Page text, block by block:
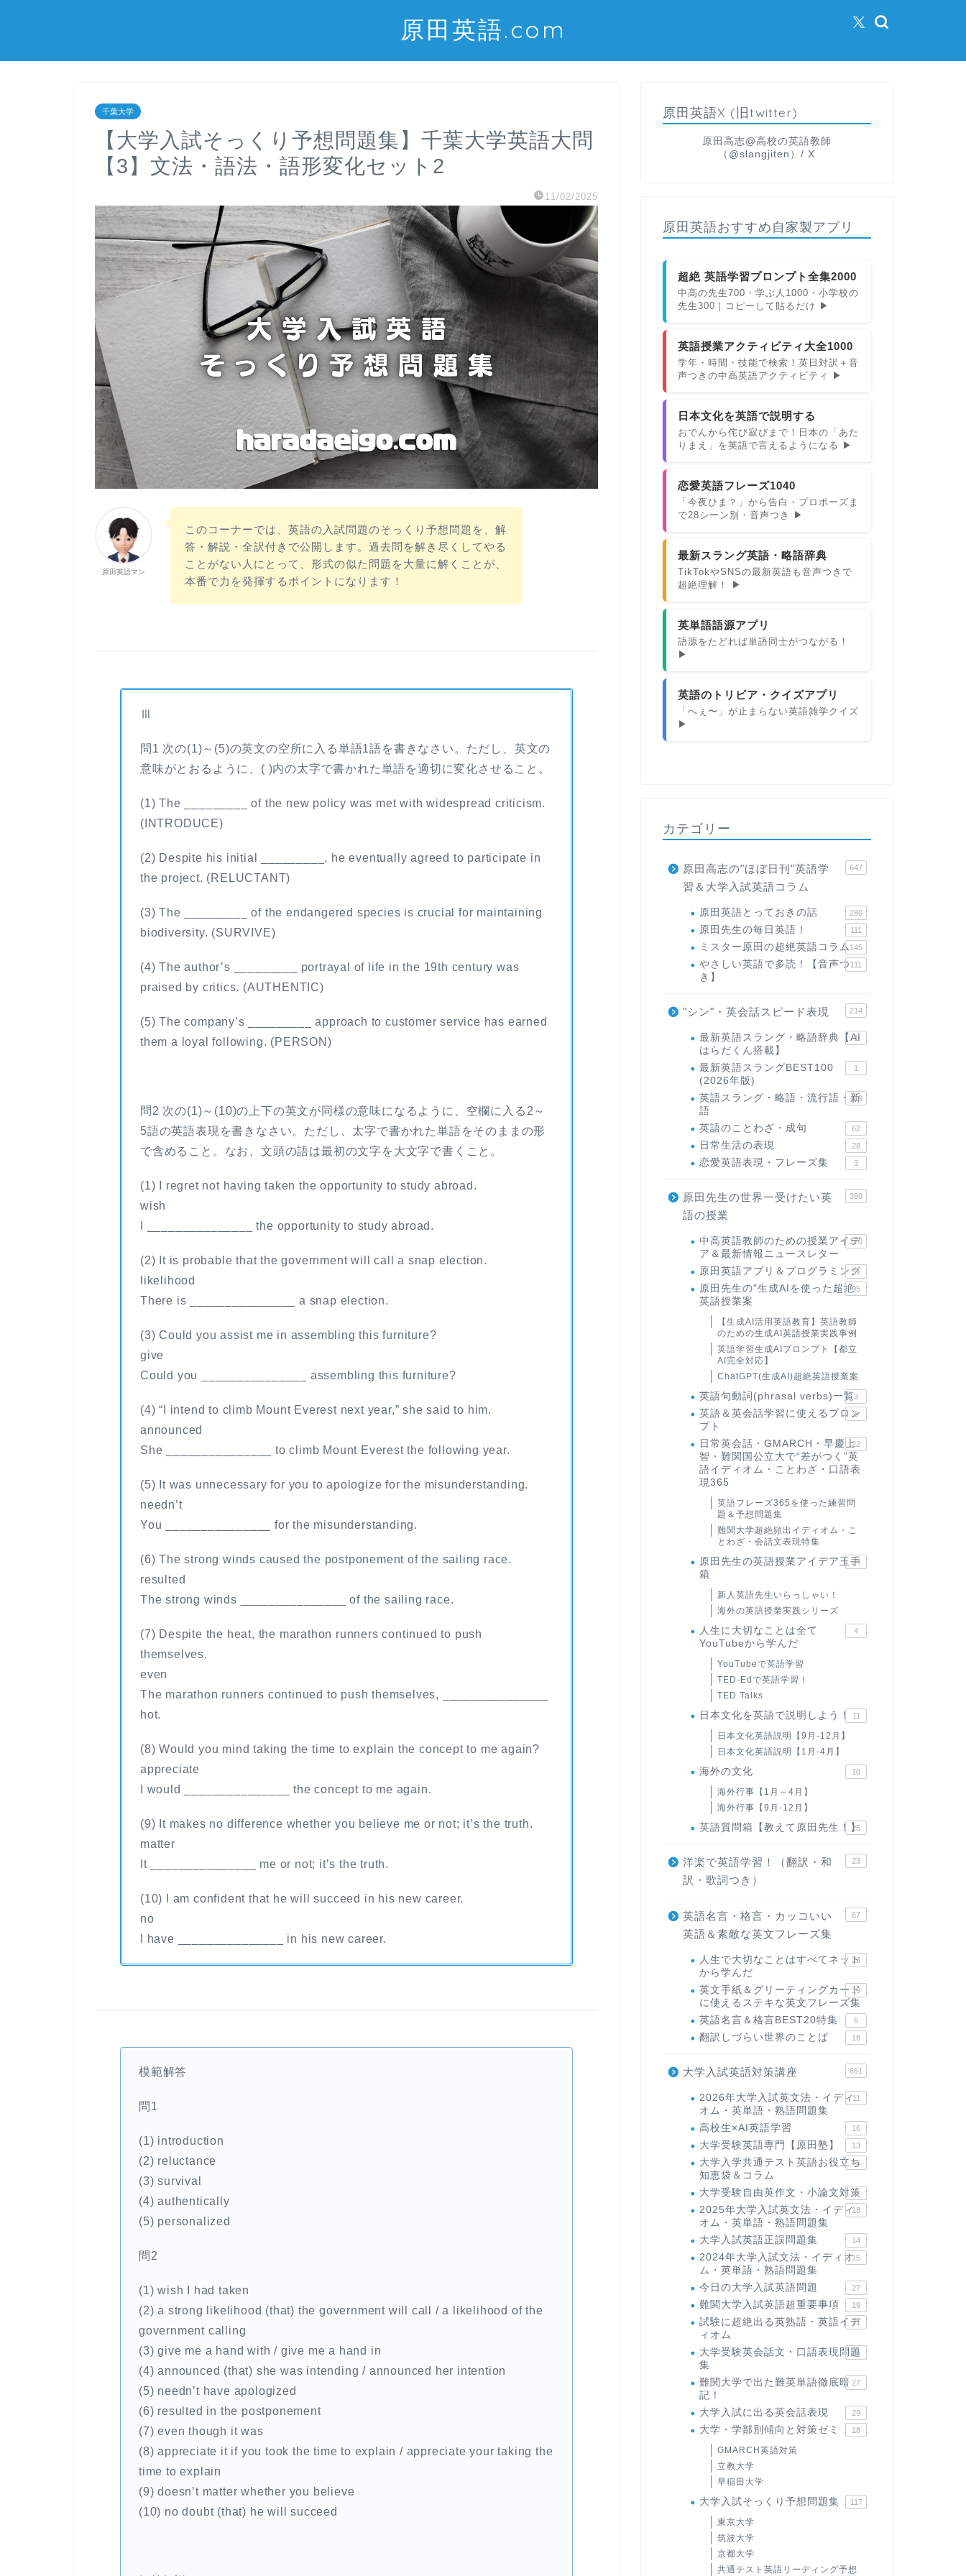
原田英語.com
千葉大学
【大学入試そっくり予想問題集】千葉大学英語大問
【3】文法・語法・語形変化セット2
11/02/2025
原田英語マン
このコーナーでは、英語の入試問題のそっくり予想問題を、解
答・解説・全訳付きで公開します。過去問を解き尽くしてやる
ことがない人にとって、形式の似た問題を大量に解くことが、
本番で力を発揮するポイントになります！
Ⅲ
問1 次の(1)～(5)の英文の空所に入る単語1語を書きなさい。ただし、英文の
意味がとおるように、( )内の太字で書かれた単語を適切に変化させること。
(1) The _________ of the new policy was met with widespread criticism.
(INTRODUCE)
(2) Despite his initial _________, he eventually agreed to participate in
the project. (RELUCTANT)
(3) The _________ of the endangered species is crucial for maintaining
biodiversity. (SURVIVE)
(4) The author’s _________ portrayal of life in the 19th century was
praised by critics. (AUTHENTIC)
(5) The company’s _________ approach to customer service has earned
them a loyal following. (PERSON)
問2 次の(1)～(10)の上下の英文が同様の意味になるように、空欄に入る2～
5語の英語表現を書きなさい。ただし、太字で書かれた単語をそのままの形
で含めること。なお、文頭の語は最初の文字を大文字で書くこと。
(1) I regret not having taken the opportunity to study abroad.
wish
I _______________ the opportunity to study abroad.
(2) It is probable that the government will call a snap election.
likelihood
There is _______________ a snap election.
(3) Could you assist me in assembling this furniture?
give
Could you _______________ assembling this furniture?
(4) “I intend to climb Mount Everest next year,” she said to him.
announced
She _______________ to climb Mount Everest the following year.
(5) It was unnecessary for you to apologize for the misunderstanding.
needn’t
You _______________ for the misunderstanding.
(6) The strong winds caused the postponement of the sailing race.
resulted
The strong winds _______________ of the sailing race.
(7) Despite the heat, the marathon runners continued to push
themselves.
even
The marathon runners continued to push themselves, _______________
hot.
(8) Would you mind taking the time to explain the concept to me again?
appreciate
I would _______________ the concept to me again.
(9) It makes no difference whether you believe me or not; it’s the truth.
matter
It _______________ me or not; it’s the truth.
(10) I am confident that he will succeed in his new career.
no
I have _______________ in his new career.
模範解答
問1
(1) introduction
(2) reluctance
(3) survival
(4) authentically
(5) personalized
問2
(1) wish I had taken
(2) a strong likelihood (that) the government will call / a likelihood of the
government calling
(3) give me a hand with / give me a hand in
(4) announced (that) she was intending / announced her intention
(5) needn’t have apologized
(6) resulted in the postponement
(7) even though it was
(8) appreciate it if you took the time to explain / appreciate your taking the
time to explain
(9) doesn’t matter whether you believe
(10) no doubt (that) he will succeed
原田英語X (旧twitter)
原田高志@高校の英語教師
（@slangjiten）/ X
原田英語おすすめ自家製アプリ
超絶 英語学習プロンプト全集2000
中高の先生700・学ぶ人1000・小学校の
先生300｜コピーして貼るだけ ▶
英語授業アクティビティ大全1000
学年・時間・技能で検索！英日対訳＋音
声つきの中高英語アクティビティ ▶
日本文化を英語で説明する
おでんから侘び寂びまで！日本の「あた
りまえ」を英語で言えるようになる ▶
恋愛英語フレーズ1040
「今夜ひま？」から告白・プロポーズま
で28シーン別・音声つき ▶
最新スラング英語・略語辞典
TikTokやSNSの最新英語も音声つきで
超絶理解！ ▶
英単語語源アプリ
語源をたどれば単語同士がつながる！
▶
英語のトリビア・クイズアプリ
「へぇ〜」が止まらない英語雑学クイズ
▶
カテゴリー
原田高志の"ほぼ日刊"英語学
習＆大学入試英語コラム
647
原田英語とっておきの話 280
原田先生の毎日英語！ 111
ミスター原田の超絶英語コラム145
やさしい英語で多読！【音声つ
き】
111
"シン"・英会話スピード表現 214
最新英語スラング・略語辞典【AI
はらだくん搭載】
1
最新英語スラングBEST100
(2026年版)
1
英語スラング・略語・流行語・新
語
119
英語のことわざ・成句 62
日常生活の表現 28
恋愛英語表現・フレーズ集 3
原田先生の世界一受けたい英
語の授業
399
中高英語教師のための授業アイデ
ア＆最新情報ニュースレター
170
原田英語アプリ＆プログラミング
31
原田先生の"生成AIを使った超絶
英語授業案
95
【生成AI活用英語教育】英語教師
のための生成AI英語授業実践事例
英語学習生成AIプロンプト【都立
AI完全対応】
ChatGPT(生成AI)超絶英語授業案
英語句動詞(phrasal verbs)一覧3
英語＆英会話学習に使えるプロン
プト
6
日常英会話・GMARCH・早慶上
智・難関国公立大で“差がつく”英
語イディオム・ことわざ・口語表
現365
22
英語フレーズ365を使った練習問
題＆予想問題集
難関大学超絶頻出イディオム・こ
とわざ・会話文表現特集
原田先生の英語授業アイデア玉手
箱
24
新人英語先生いらっしゃい！
海外の英語授業実践シリーズ
人生に大切なことは全て
YouTubeから学んだ
4
YouTubeで英語学習
TED-Edで英語学習！
TED Talks
日本文化を英語で説明しよう！ 11
日本文化英語説明【9月-12月】
日本文化英語説明【1月-4月】
海外の文化 10
海外行事【1月～4月】
海外行事【9月-12月】
英語質問箱【教えて原田先生！】
25
洋楽で英語学習！（翻訳・和
訳・歌詞つき）
23
英語名言・格言・カッコいい
英語＆素敵な英文フレーズ集
67
人生で大切なことはすべてネット
から学んだ
23
英文手紙＆グリーティングカード
に使えるステキな英文フレーズ集
19
英語名言＆格言BEST20特集 6
翻訳しづらい世界のことば 18
大学入試英語対策講座 661
2026年大学入試英文法・イディ
オム・英単語・熟語問題集
11
高校生×AI英語学習 16
大学受験英語専門【原田塾】 13
大学入学共通テスト英語お役立ち
知恵袋＆コラム
45
大学受験自由英作文・小論文対策
8
2025年大学入試英文法・イディ
オム・英単語・熟語問題集
18
大学入試英語正誤問題集 14
2024年大学入試文法・イディオ
ム・英単語・熟語問題集
15
今日の大学入試英語問題 27
難関大学入試英語超重要事項 19
試験に超絶出る英熟語・英語イデ
ィオム
71
大学受験英会話文・口語表現問題
集
35
難関大学で出た難英単語徹底暗
記！
27
大学入試に出る英会話表現 29
大学・学部別傾向と対策ゼミ 18
GMARCH英語対策
立教大学
早稲田大学
大学入試そっくり予想問題集 117
東京大学
筑波大学
京都大学
共通テスト英語リーディング予想